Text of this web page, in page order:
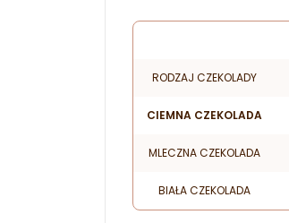
RODZAJ CZEKOLADY
CIEMNA CZEKOLADA
MLECZNA CZEKOLADA
BIAŁA CZEKOLADA